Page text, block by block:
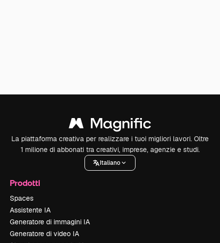
La piattaforma creativa per realizzare i tuoi migliori lavori. Oltre
1 milione di abbonati tra creativi, imprese, agenzie e studi.
Italiano
Prodotti
Spaces
Assistente IA
Generatore di immagini IA
Generatore di video IA